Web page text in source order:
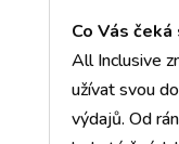
Co Vás
All Inclusive
užívat svou
výdajů. Od